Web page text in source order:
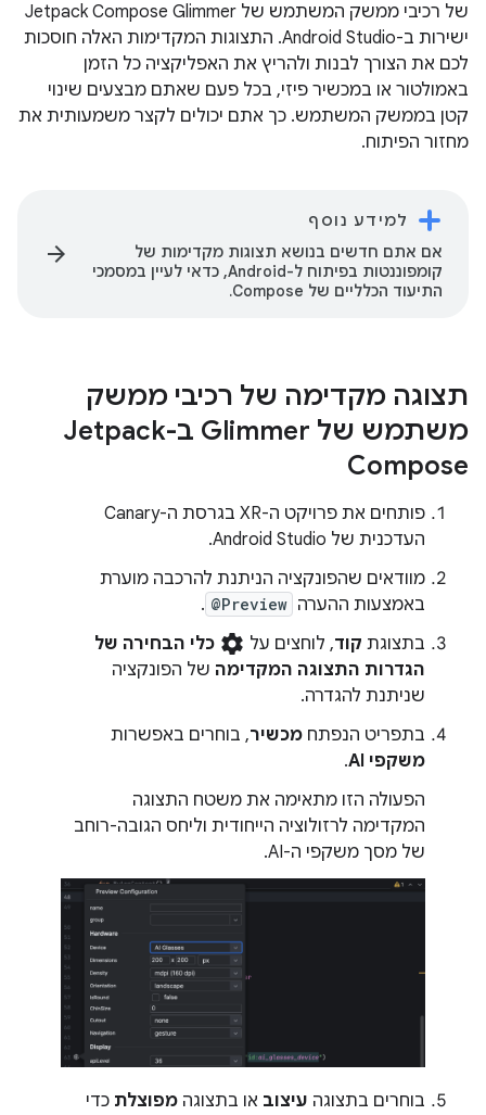
של רכיבי ממשק המשתמש של Jetpack Compose Glimmer
ישירות ב-Android Studio. התצוגות המקדימות האלה חוסכות
לכם את הצורך לבנות ולהריץ את האפליקציה כל הזמן
באמולטור או במכשיר פיזי, בכל פעם שאתם מבצעים שינוי
קטן בממשק המשתמש. כך אתם יכולים לקצר משמעותית את
מחזור הפיתוח.
למידע נוסף
אם אתם חדשים בנושא תצוגות מקדימות של
קומפוננטות בפיתוח ל-Android, כדאי לעיין במסמכי
התיעוד הכלליים של Compose.
arrow_forward
תצוגה מקדימה של רכיבי ממשק
משתמש של Glimmer ב-Jetpack
Compose
פותחים את פרויקט ה-XR בגרסת ה-Canary
העדכנית של Android Studio.
מוודאים שהפונקציה הניתנת להרכבה מוערת
באמצעות ההערה @Preview
.
בתצוגת קוד, לוחצים על settings כלי הבחירה של
הגדרות התצוגה המקדימה של הפונקציה
שניתנת להגדרה.
בתפריט הנפתח מכשיר, בוחרים באפשרות
משקפי AI
.
הפעולה הזו מתאימה את משטח התצוגה
המקדימה לרזולוציה הייחודית וליחס הגובה-רוחב
של מסך משקפי ה-AI.
בוחרים בתצוגה עיצוב או בתצוגה מפוצלת כדי